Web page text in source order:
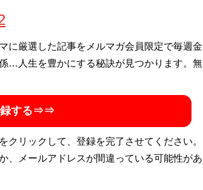
に厳選した記事をメルマガ会員限定で毎週金
…人生を豊かにする秘訣が見つかります。無
録する⇒⇒
リックして、登録を完了させてください。
、メールアドレスが間違っている可能性があ